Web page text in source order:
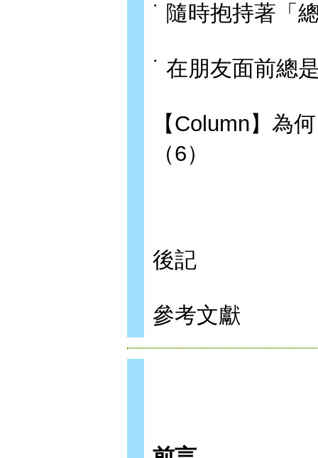
˙ 隨時抱持著「
˙ 在朋友面前總
【Column】為
（6）
後記
參考文獻